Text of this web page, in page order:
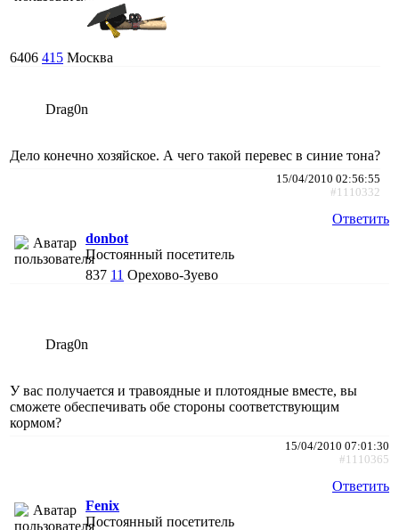
6406 415 Москва
Drag0n
Дело конечно хозяйское. А чего такой перевес в синие тона?
15/04/2010 02:56:55
#1110332
Ответить
donbot
Постоянный посетитель
837 11 Орехово-Зуево
Drag0n
У вас получается и травоядные и плотоядные вместе, вы
сможете обеспечивать обе стороны соответствующим
кормом?
15/04/2010 07:01:30
#1110365
Ответить
Fenix
Постоянный посетитель